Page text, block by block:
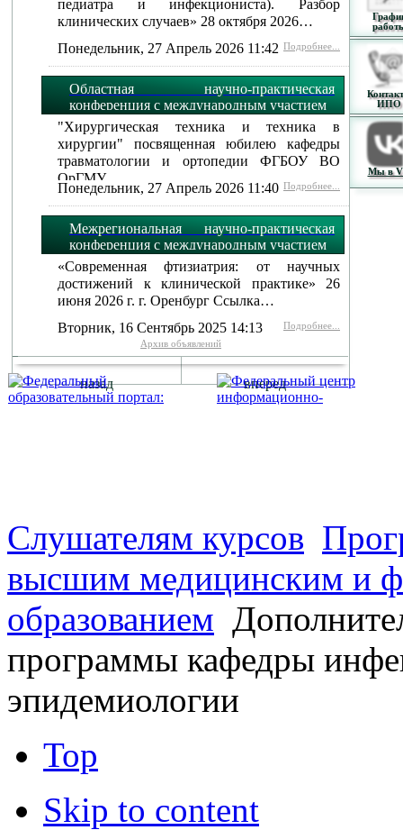
педиатра и инфекциониста). Разбор
клинических случаев» 28 октября 2026…
Понедельник, 27 Апрель 2026 11:42 Подробнее...
Областная научно-практическая
конференция с международным участием
"Хирургическая техника и техника в
хирургии" посвященная юбилею кафедры
травматологии и ортопедии ФГБОУ ВО
ОрГМУ…
Понедельник, 27 Апрель 2026 11:40 Подробнее...
Межрегиональная научно-практическая
конференция с международным участием
«Современная фтизиатрия: от научных
достижений к клинической практике» 26
июня 2026 г. г. Оренбург Ссылка…
Вторник, 16 Сентябрь 2025 14:13
Подробнее...
Архив объявлений
назад вперед
ИПО
Мы в
Слушателям курсов
высшим медицинским и
образованием
программы кафедры
эпидемиологии
Top
Skip to content